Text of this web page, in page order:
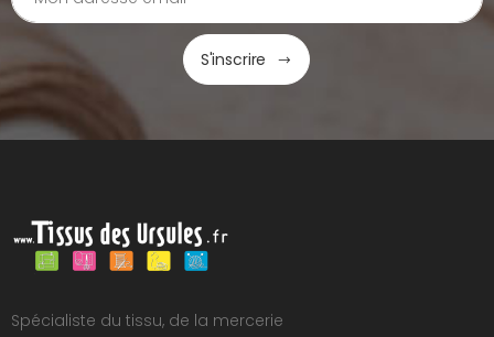
S'inscrire
Spécialiste du tissu, de la mercerie